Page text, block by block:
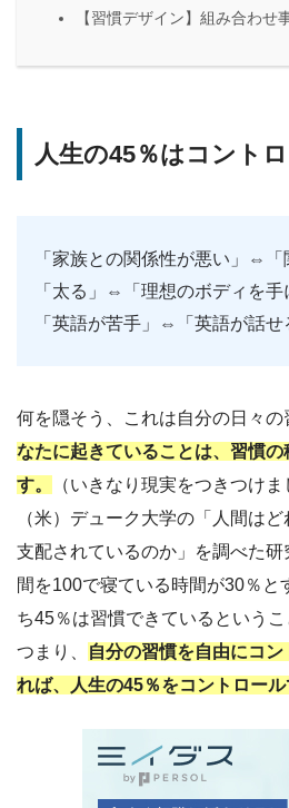
【習慣デザイン】組み合わせ
人生の45％はコント
「家族との関係性が悪い」⇔「
「太る」⇔「理想のボディを手
「英語が苦手」⇔「英語が話せ
何を隠そう、これは自分の日々の
なたに起きていることは、習慣の
す。
（いきなり現実をつきつけま
（米）デューク大学の「人間は
支配されているのか」を調べた
間を100で寝ている時間が30％と
ち45％は習慣できているというこ
つまり、
自分の習慣を自由にコ
れば、人生の45％をコントロー